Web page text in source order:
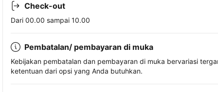
Check-out
Dari 00.00 sampai 10.00
Pembatalan/ pembayaran di muka
Kebijakan pembatalan dan pembayaran di muka bervariasi
ketentuan dari opsi yang Anda butuhkan.